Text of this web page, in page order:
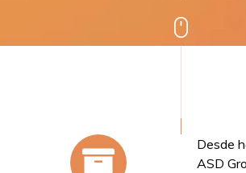
Desde
ASD